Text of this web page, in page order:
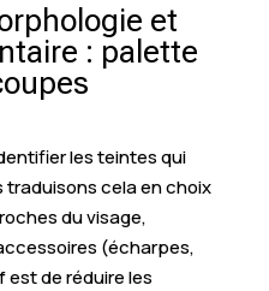
et
: palette
les teintes qui
traduisons cela en choix
du visage,
(écharpes,
est de réduire les